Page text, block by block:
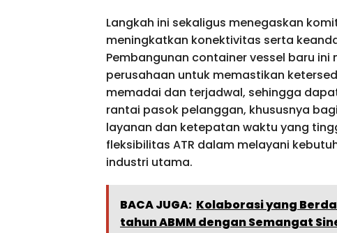
Langkah ini sekaligus menegaskan
meningkatkan konektivitas serta
Pembangunan container vessel baru
perusahaan untuk memastikan
memadai dan terjadwal, sehingga
rantai pasok pelanggan, khususnya
layanan dan ketepatan waktu yang
fleksibilitas ATR dalam melayani
industri utama.
BACA JUGA: Kolaborasi yang
tahun ABMM dengan Semangat